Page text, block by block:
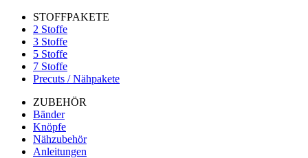
STOFFPAKETE
2 Stoffe
3 Stoffe
5 Stoffe
7 Stoffe
Precuts / Nähpakete
ZUBEHÖR
Bänder
Knöpfe
Nähzubehör
Anleitungen